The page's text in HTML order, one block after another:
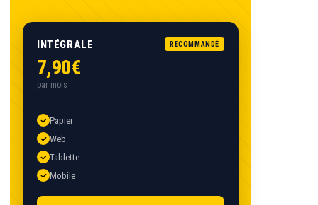
INTÉGRALE RECOMMANDÉ
7,90€
par mois
Papier
Web
Tablette
Mobile